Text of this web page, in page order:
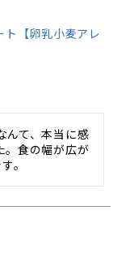
ト【卵乳小麦アレ
んて、本当に感
。食の幅が広が
。